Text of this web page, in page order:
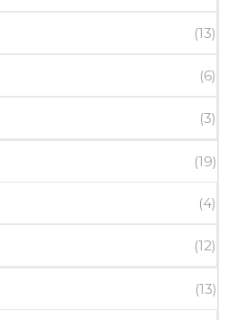
(13)
(6)
(3)
(19)
(4)
(12)
(13)